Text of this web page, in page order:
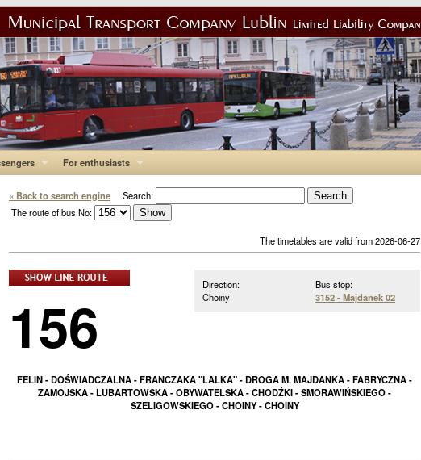
For enthusiasts
« Back to search engine Search:
The route of bus No:
The timetables are valid from 2026-06-27
Bus stop:
3152 - Majdanek 02
Direction:
Choiny
156
FELIN - DOŚWIADCZALNA - FRANCZAKA "LALKA" - DROGA M. MAJDANKA - FABRYCZNA -
ZAMOJSKA - LUBARTOWSKA - OBYWATELSKA - CHODŹKI - SMORAWIŃSKIEGO -
SZELIGOWSKIEGO - CHOINY - CHOINY